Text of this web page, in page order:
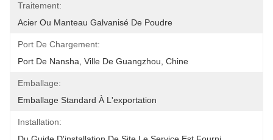
Traitement:
Acier Ou Manteau Galvanisé De Poudre
Port De Chargement:
Port De Nansha, Ville De Guangzhou, Chine
Emballage:
Emballage Standard À L'exportation
Installation: